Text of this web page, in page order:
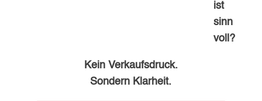
ist
sinn
voll?
Kein Verkaufsdruck.
Sondern Klarheit.